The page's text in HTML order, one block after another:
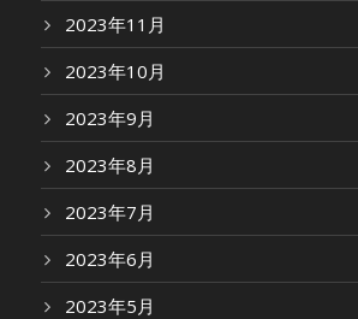
2023年11月
2023年10月
2023年9月
2023年8月
2023年7月
2023年6月
2023年5月